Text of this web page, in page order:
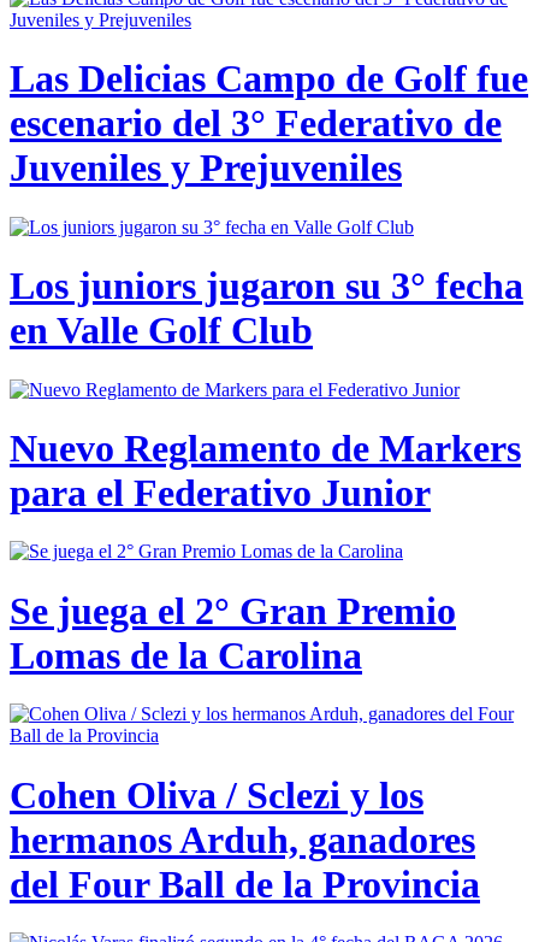
Las Delicias Campo de Golf fue
escenario del 3° Federativo de
Juveniles y Prejuveniles
Los juniors jugaron su 3° fecha
en Valle Golf Club
Nuevo Reglamento de Markers
para el Federativo Junior
Se juega el 2° Gran Premio
Lomas de la Carolina
Cohen Oliva / Sclezi y los
hermanos Arduh, ganadores
del Four Ball de la Provincia